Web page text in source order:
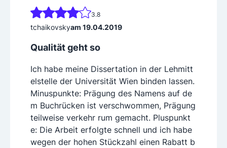
3.8
tchaikovskyam 19.04.2019
Qualität geht so
Ich habe meine Dissertation in der Lehmitt
elstelle der Universität Wien binden lassen.
Minuspunkte: Prägung des Namens auf de
m Buchrücken ist verschwommen, Prägung
teilweise verkehr rum gemacht. Pluspunkt
e: Die Arbeit erfolgte schnell und ich habe
wegen der hohen Stückzahl einen Rabatt b